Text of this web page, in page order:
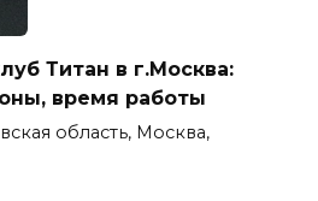
Титан в г.Москва:
время работы
область, Москва,